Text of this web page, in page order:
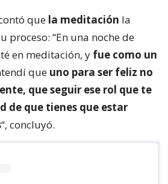
que la meditación la
proceso: “En una noche de
en meditación, y fue como un
que uno para ser feliz no
que seguir ese rol que te
de que tienes que estar
“, concluyó.